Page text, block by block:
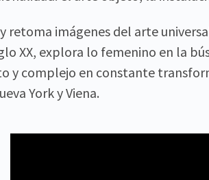
imágenes del arte
XX, explora lo femenino en la
y complejo en constante
York y Viena.